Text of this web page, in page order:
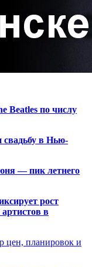
Beatles по числу
свадьбу в Нью-
— пик летнего
рост
в
цен, планировок и